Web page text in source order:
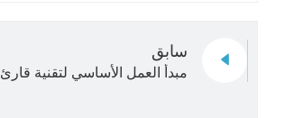
سابق
مبدأ العمل الأساسي لتقنية قارئ RFID